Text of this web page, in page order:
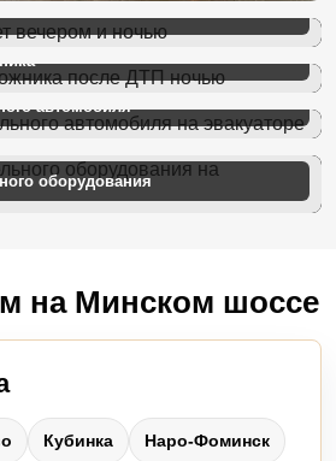
автомобиля
оборудования
на Минском шоссе
Кубинка Наро-Фоминск